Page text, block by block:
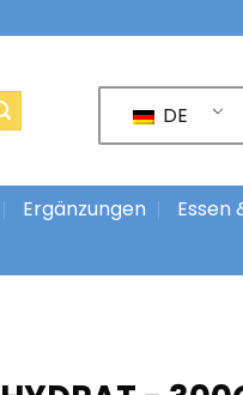
DE
Ergänzungen Essen